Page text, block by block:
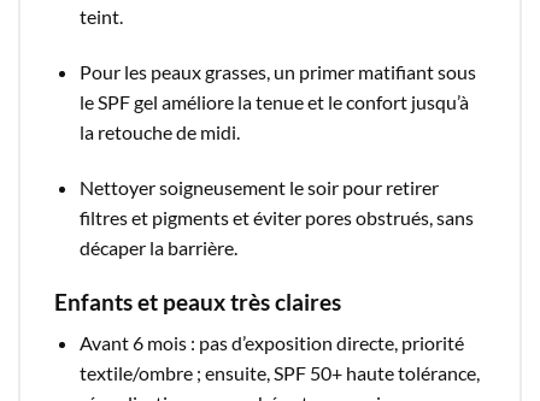
teint.​
Pour les peaux grasses, un primer matifiant sous
le SPF gel améliore la tenue et le confort jusqu’à
la retouche de midi.​
Nettoyer soigneusement le soir pour retirer
filtres et pigments et éviter pores obstrués, sans
décaper la barrière.​
Enfants et peaux très claires
Avant 6 mois : pas d’exposition directe, priorité
textile/ombre ; ensuite, SPF 50+ haute tolérance,